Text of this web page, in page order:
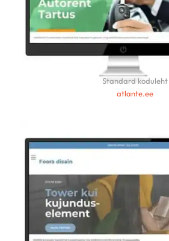
Standard koduleht
atlante.ee